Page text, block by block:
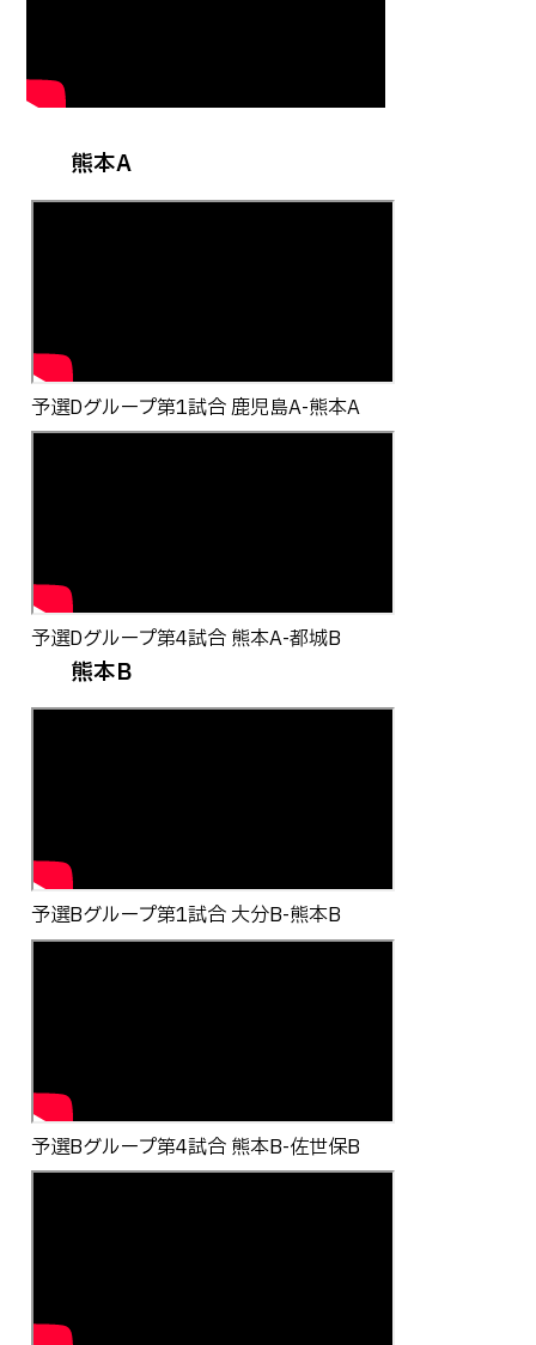
熊本A
予選Dグループ第1試合 鹿児島A-熊本A
予選Dグループ第4試合 熊本A-都城B
熊本B
予選Bグループ第1試合 大分B-熊本B
予選Bグループ第4試合 熊本B-佐世保B